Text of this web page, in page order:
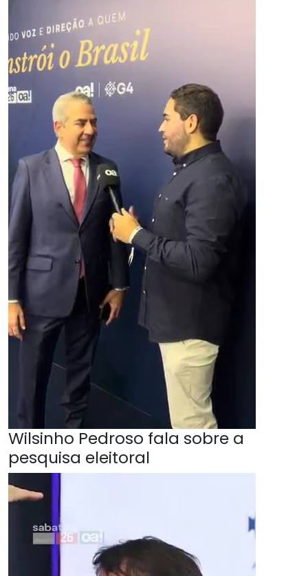
Wilsinho Pedroso fala sobre a
pesquisa eleitoral